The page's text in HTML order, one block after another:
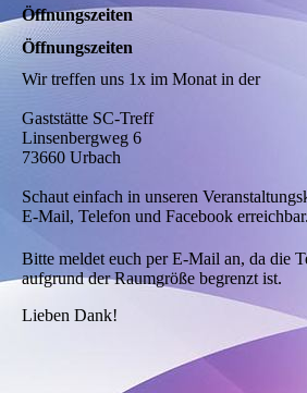
Öffnungszeiten
Öffnungszeiten
Wir treffen uns 1x im Monat in der
Gaststätte SC-Treff
Linsenbergweg 6
73660 Urbach
Schaut einfach in unseren
E-Mail, Telefon und Facebook erreichbar.
Bitte meldet euch per E-Mail an, da die
aufgrund der Raumgröße begrenzt ist.
Lieben Dank!